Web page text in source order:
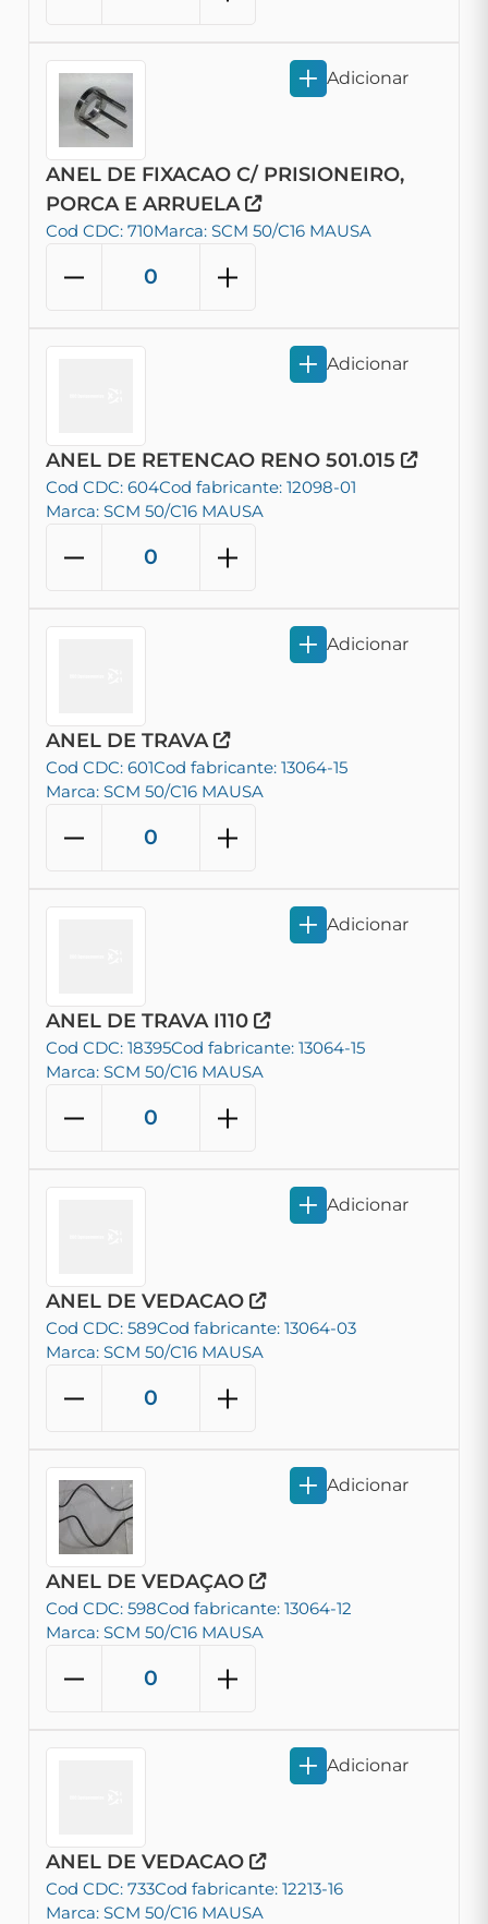
ANEL DE FIXACAO C/ PRISIONEIRO,
PORCA E ARRUELA
Cod CDC: 710Marca: SCM 50/C16 MAUSA
Adicionar
ANEL DE RETENCAO RENO 501.015
Cod CDC: 604Cod fabricante: 12098-01
Marca: SCM 50/C16 MAUSA
Adicionar
ANEL DE TRAVA
Cod CDC: 601Cod fabricante: 13064-15
Marca: SCM 50/C16 MAUSA
Adicionar
ANEL DE TRAVA I110
Cod CDC: 18395Cod fabricante: 13064-15
Marca: SCM 50/C16 MAUSA
Adicionar
ANEL DE VEDACAO
Cod CDC: 589Cod fabricante: 13064-03
Marca: SCM 50/C16 MAUSA
Adicionar
ANEL DE VEDAÇAO
Cod CDC: 598Cod fabricante: 13064-12
Marca: SCM 50/C16 MAUSA
Adicionar
ANEL DE VEDACAO
Cod CDC: 733Cod fabricante: 12213-16
Marca: SCM 50/C16 MAUSA
Adicionar